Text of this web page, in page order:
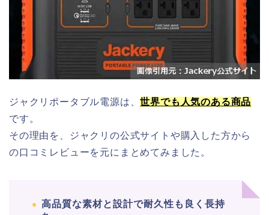
ジャクリポータブル電源は、世界でも人気のある商品
です。
その理由を、ジャクリの公式サイトや購入した方から
の口コミレビューを元にまとめてみました。
高品質な素材と設計で耐久性も良く長持